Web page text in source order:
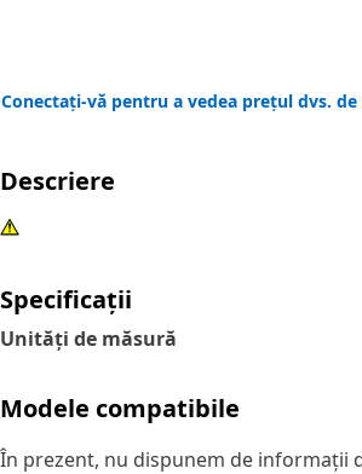
Conectați-vă pentru a vedea prețul dvs.
Descriere
Specificații
Unități de măsură
Modele compatibile
În prezent, nu dispunem de informații